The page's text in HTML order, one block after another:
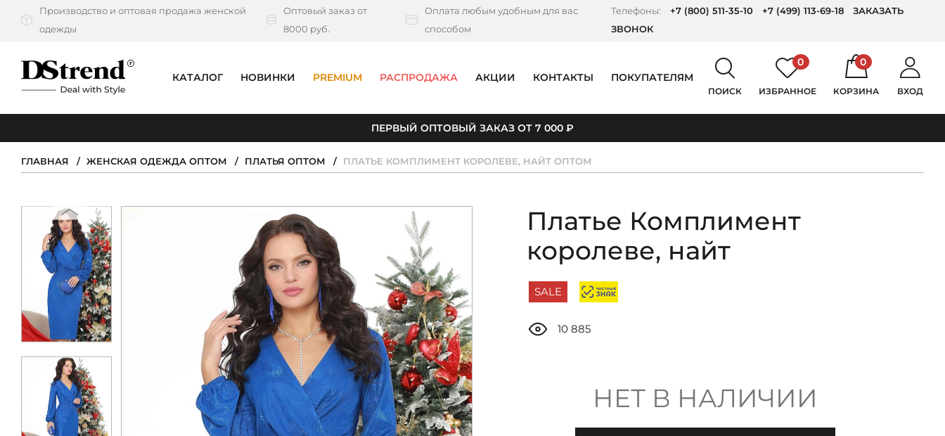
Производство и оптовая продажа женской
одежды
Оптовый заказ от
8000 руб.
Оплата любым удобным для вас
способом
Телефоны: +7 (800) 511-35-10 +7 (499) 113-69-18
ЗАКАЗАТЬ
ЗВОНОК
КАТАЛОГ НОВИНКИ PREMIUM РАСПРОДАЖА АКЦИИ КОНТАКТЫ ПОКУПАТЕЛЯМ
ПОИСК
0
ИЗБРАННОЕ
0
КОРЗИНА ВХОД
ПЕРВЫЙ ОПТОВЫЙ ЗАКАЗ ОТ 7 000 ₽
КАТАЛОГ
НОВИНКИ
PREMIUM
РАСПРОДАЖА
АКЦИИ
КОНТАКТЫ
ЖУРНАЛ
О НАС
ГЛАВНАЯ ЖЕНСКАЯ ОДЕЖДА ОПТОМ ПЛАТЬЯ ОПТОМ ПЛАТЬЕ КОМПЛИМЕНТ КОРОЛЕВЕ, НАЙТ ОПТОМ
Платье Комплимент
королеве, найт
SALE
10 885
НЕТ В НАЛИЧИИ